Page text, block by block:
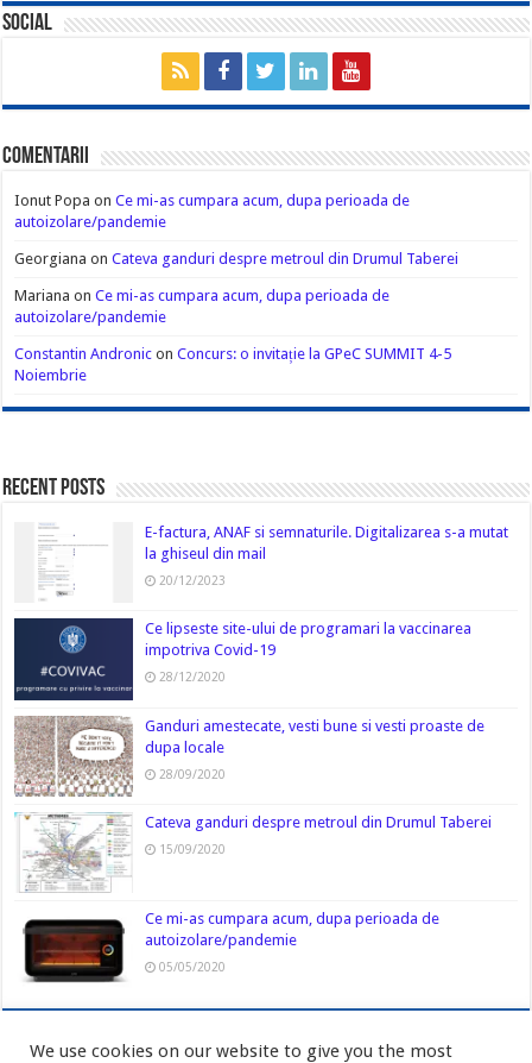
Social
Comentarii
Ionut Popa onCe mi-as cumpara acum, dupa perioada de
autoizolare/pandemie
Georgiana onCateva ganduri despre metroul din Drumul Taberei
Mariana onCe mi-as cumpara acum, dupa perioada de
autoizolare/pandemie
Constantin Andronic onConcurs: o invitație la GPeC SUMMIT 4-5
Noiembrie
Recent Posts
E-factura, ANAF si semnaturile. Digitalizarea s-a mutat
la ghiseul din mail
20/12/2023
Ce lipseste site-ului de programari la vaccinarea
impotriva Covid-19
28/12/2020
Ganduri amestecate, vesti bune si vesti proaste de
dupa locale
28/09/2020
Cateva ganduri despre metroul din Drumul Taberei
15/09/2020
Ce mi-as cumpara acum, dupa perioada de
autoizolare/pandemie
05/05/2020
We use cookies on our website to give you the most